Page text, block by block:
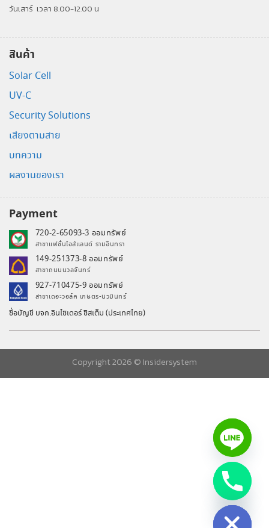
วันเสาร์ เวลา 8.00-12.00 น
สินค้า
Solar Cell
UV-C
Security Solutions
เสียงตามสาย
บทความ
ผลงานของเรา
Payment
720-2-65093-3 ออมทรัพย์
สาขาแฟชั่นไอส์แลนด์ รามอินทรา
149-251373-8 ออมทรัพย์
สาขาถนนนวลจันทร์
927-710475-9 ออมทรัพย์
สาขาเดอะวอล์ค เกษตร-นวมินทร์
ชื่อบัญชี บจก.อินไซเดอร์ ซิสเต็ม (ประเทศไทย)
Copyright 2026 © Insidersystem
Hide
chaty